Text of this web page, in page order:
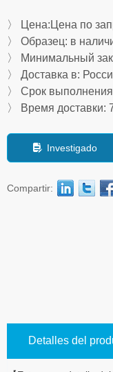
〉 Цена:Цена по
〉 Образец: в
〉 Минимальный
〉 Доставка в:
〉 Срок
〉 Время доставки:
넖 Investigado
Compartir:
Detalles del